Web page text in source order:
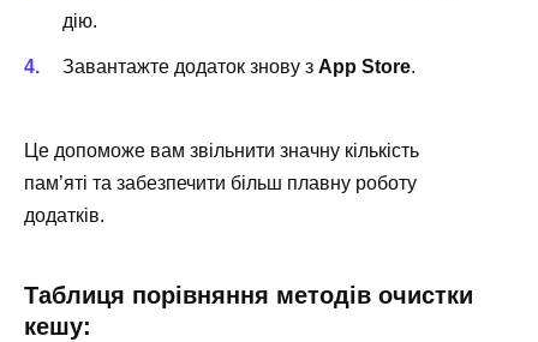
дію.
Завантажте додаток знову з App Store.
Це допоможе вам звільнити значну кількість
пам’яті та забезпечити більш плавну роботу
додатків.
Таблиця порівняння методів очистки
кешу: